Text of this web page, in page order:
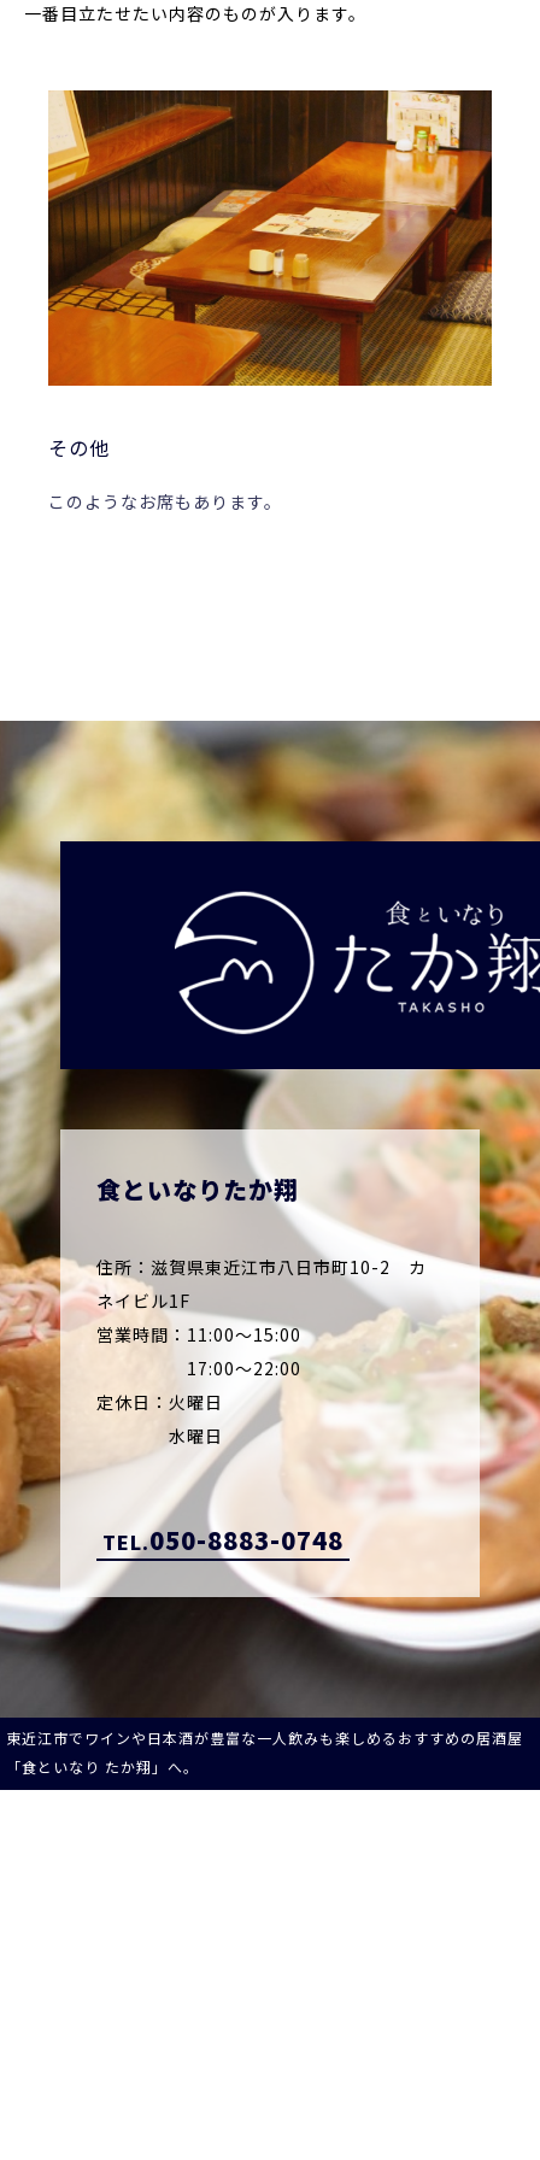
一番目立たせたい内容のものが入ります。
その他
このようなお席もあります。
食といなりたか翔
住所：滋賀県東近江市八日市町10-2 カ
ネイビル1F
営業時間：11:00～15:00
17:00～22:00
定休日：火曜日
水曜日
TEL.050-8883-0748
東近江市でワインや日本酒が豊富な一人飲みも楽しめるおすすめの居酒屋
「食といなり たか翔」へ。